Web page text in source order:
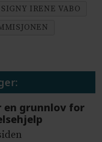
SIGNY IRENE VABO
en grunnlov for